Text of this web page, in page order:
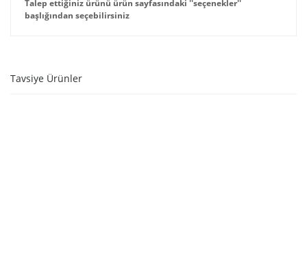
Talep ettiğiniz ürünü ürün sayfasındaki ''seçenekler''
başlığından seçebilirsiniz
Tavsiye Ürünler